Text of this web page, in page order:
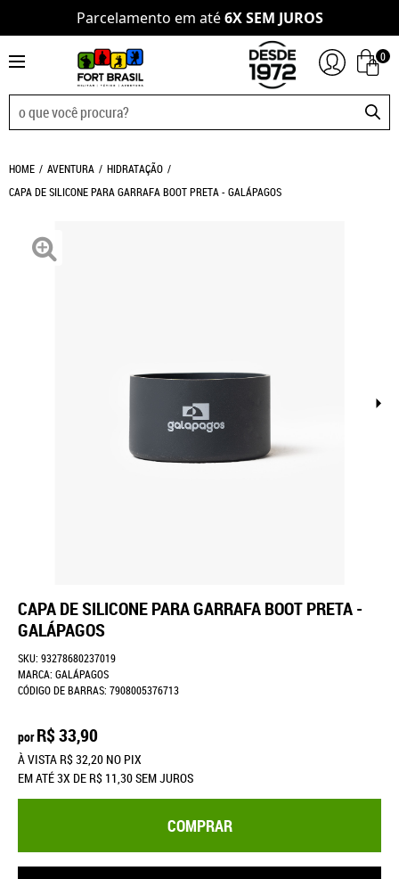
Parcelamento em até6X SEM JUROS
0
HOME AVENTURA
HIDRATAÇÃO
CAPA DE SILICONE PARA GARRAFA BOOT PRETA - GALÁPAGOS
CAPA DE SILICONE PARA GARRAFA BOOT PRETA -
GALÁPAGOS
SKU: 93278680237019
MARCA: GALÁPAGOS
CÓDIGO DE BARRAS: 7908005376713
por R$ 33,90
À VISTA R$ 32,20 NO PIX
EM ATÉ3X DE R$ 11,30SEM JUROS
COMPRAR